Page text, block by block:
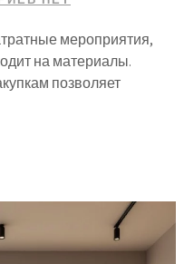
мероприятия,
на материалы.
позволяет